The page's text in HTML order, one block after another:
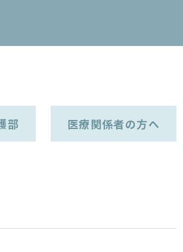
部 医療関係者の方へ